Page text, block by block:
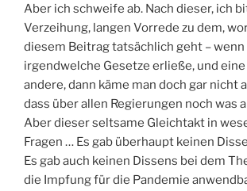
Aber ich schweife ab. Nach dieser, ich
Verzeihung, langen Vorrede zu dem,
diesem Beitrag tatsächlich geht –
irgendwelche Gesetze erließe, und
andere, dann käme man doch gar nicht
dass über allen Regierungen noch was
Aber dieser seltsame Gleichtakt in
Fragen … Es gab überhaupt keinen
Es gab auch keinen Dissens bei dem
die Impfung für die Pandemie